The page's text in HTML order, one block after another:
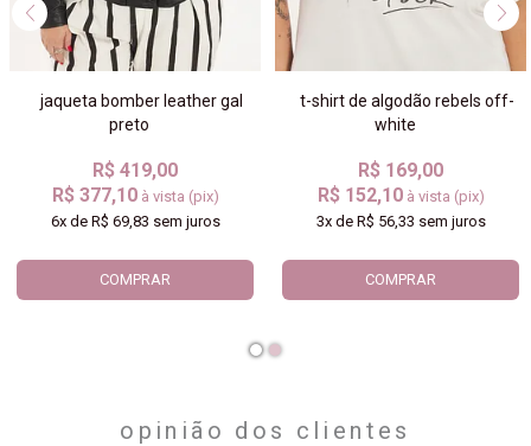
jaqueta bomber leather gal
preto
R$ 419,00
R$ 377,10 à vista (pix)
6xde R$ 69,83 sem juros
COMPRAR
t-shirt de algodão rebels off-
white
R$ 169,00
R$ 152,10 à vista (pix)
3xde R$ 56,33 sem juros
COMPRAR
opinião dos clientes